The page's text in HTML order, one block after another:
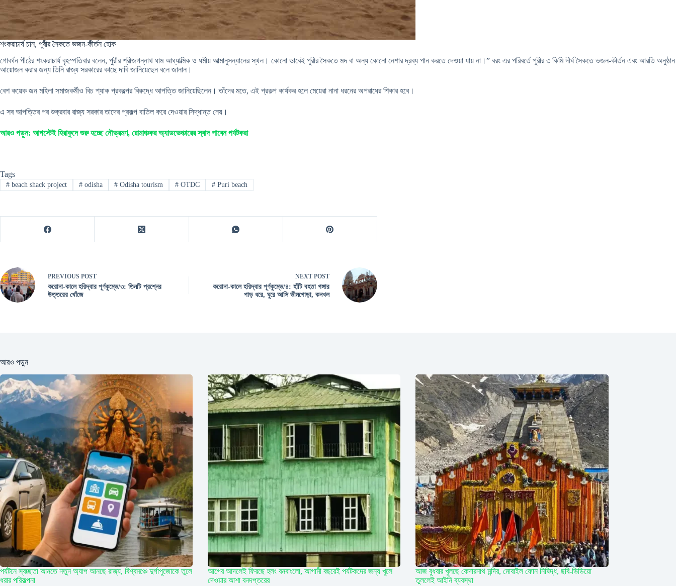
শংকরাচার্য চান, পুরীর সৈকতে ভজন-কীর্তন হোক
গোবর্ধন পীঠের শংকরাচার্য বৃহস্পতিবার বলেন, পুরীর শ্রীজগন্নাথ ধাম আধ্যাত্মিক ও ধর্মীয় আত্মানুসন্ধানের স্থল। কোনো ভাবেই পুরীর সৈকতে মদ বা অন্য কোনো নেশার দ্রব্য পান করতে দেওয়া যায় না।” বরং এর পরিবর্তে পুরীর ৩ কিমি দীর্ঘ সৈকতে ভজন-কীর্তন এবং আরতি অনুষ্ঠান
আয়োজন করার জন্য তিনি রাজ্য সরকারের কাছে দাবি জানিয়েছেন বলে জানান।
বেশ কয়েক জন মহিলা সমাজকর্মীও বিচ শ্যাক প্রকল্পের বিরুদ্ধে আপত্তি জানিয়েছিলেন। তাঁদের মতে, এই প্রকল্প কার্যকর হলে মেয়েরা নানা ধরনের অপরাধের শিকার হবে।
এ সব আপত্তির পর শুক্রবার রাজ্য সরকার তাদের প্রকল্প বাতিল করে দেওয়ার সিদ্ধান্ত নেয়।
আরও পড়ুন: আগস্টেই হিরাকুদে শুরু হচ্ছে নৌভ্রমণ, রোমাঞ্চকর অ্যাডভেঞ্চারের স্বাদ পাবেন পর্যটকরা
Tags
#beach shack project #odisha # Odisha tourism # OTDC # Puri beach
PREVIOUS POST
করোনা-কালে হরিদ্বার পূর্ণকুম্ভে/৩: তিনটি প্রশ্নের
উত্তরের খোঁজে
NEXT POST
করোনা-কালে হরিদ্বার পূর্ণকুম্ভে/৪: হাঁটি বহতা গঙ্গার
পাড় ধরে, ঘুরে আসি ভীমগোড়া, কনখল
আরও পড়ুন
পর্যটনে স্বচ্ছতা আনতে নতুন অ্যাপ আনছে রাজ্য, বিশ্বমঞ্চে দুর্গাপুজোকে তুলে
ধরার পরিকল্পনা
আগের আদলেই ফিরছে হলং বনবাংলো, আগামী বছরেই পর্যটকদের জন্য খুলে
দেওয়ার আশা বনদপ্তরের
আজ বুধবার খুলছে কেদারনাথ মন্দির, মোবাইল ফোন নিষিদ্ধ, ছবি-ভিডিয়ো
তুললেই আইনি ব্যবস্থা